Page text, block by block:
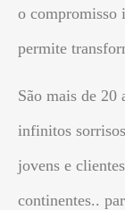
o compromisso
permite
São mais de 20
infinitos
jovens e
continentes..